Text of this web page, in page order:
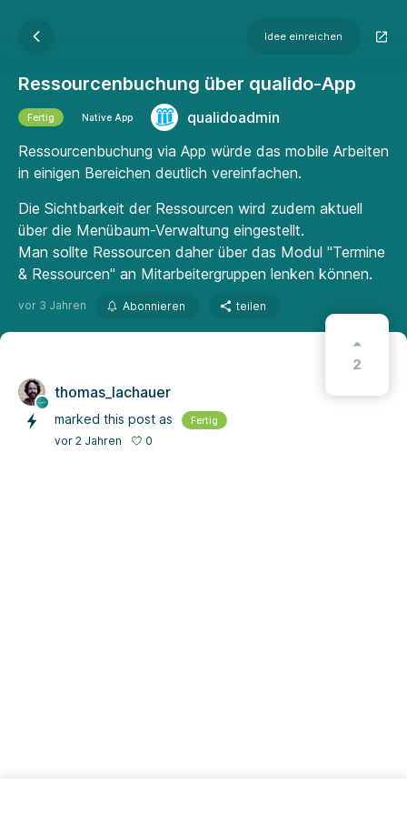
Idee einreichen
Ressourcenbuchung über qualido-App
Fertig Native App
qualidoadmin
Ressourcenbuchung via App würde das mobile Arbeiten
in einigen Bereichen deutlich vereinfachen.
Die Sichtbarkeit der Ressourcen wird zudem aktuell
über die Menübaum-Verwaltung eingestellt.
Man sollte Ressourcen daher über das Modul "Termine
& Ressourcen" an Mitarbeitergruppen lenken können.
vor 3 Jahren Abonnieren teilen
2
thomas_lachauer
marked this post as Fertig
vor 2 Jahren 0